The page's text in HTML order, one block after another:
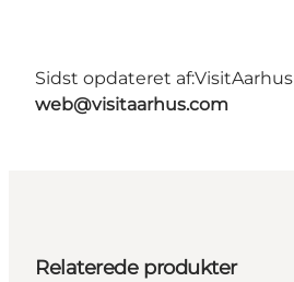
Sidst opdateret af:VisitAarhus
web@visitaarhus.com
Relaterede produkter